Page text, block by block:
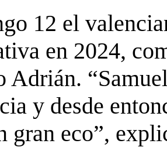
12 el
en 2024,
Adrián.
y desde
gran eco”,